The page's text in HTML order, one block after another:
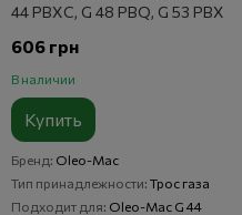
44 PBXC, G 48 PBQ, G 53 PBX
606 грн
В наличии
Купить
Бренд Oleo-Mac
Тип принадлежности Трос газа
Подходит для Oleo-Mac G 44